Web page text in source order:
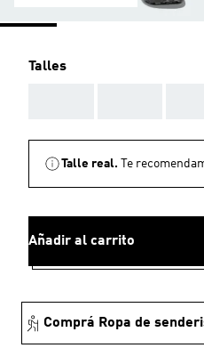
Talles
Talle real. Te
Añadir al carrito
Comprá Ropa de